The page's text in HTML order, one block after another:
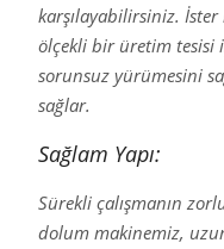
karşılayabilirsiniz.
ölçekli bir üretim tesisi
sorunsuz yürümesini
sağlar.
Sağlam Yapı:
Sürekli çalışmanın
dolum makinemiz,